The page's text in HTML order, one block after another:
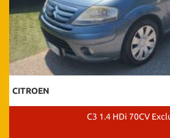
CITROEN
C3 1.4 HDi 70CV